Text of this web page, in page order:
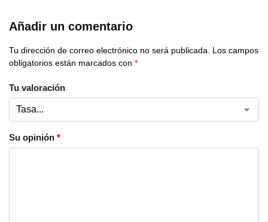
Añadir un comentario
Tu dirección de correo electrónico no será publicada. Los campos
obligatorios están marcados con *
Tu valoración
Su opinión *